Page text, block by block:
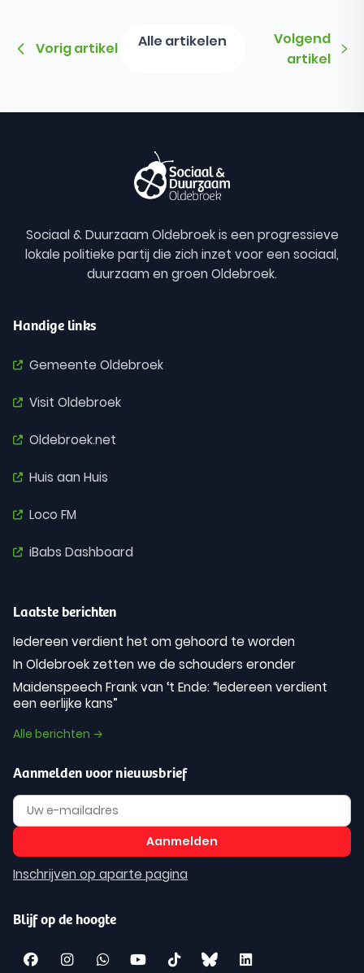
Vorig artikel Alle artikelen
Volgend
artikel
Sociaal & Duurzaam Oldebroek is een progressieve
lokale politieke partij die zich inzet voor een sociaal,
duurzaam en groen Oldebroek.
Handige links
Gemeente Oldebroek
Visit Oldebroek
Oldebroek.net
Huis aan Huis
Loco FM
iBabs Dashboard
Laatste berichten
Iedereen verdient het om gehoord te worden
In Oldebroek zetten we de schouders eronder
Maidenspeech Frank van ‘t Ende: “Iedereen verdient
een eerlijke kans”
Alle berichten →
Aanmelden voor nieuwsbrief
Inschrijven op aparte pagina
Blijf op de hoogte